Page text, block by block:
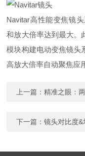
Navitar高性能变焦镜
和放大倍率达到最大。
模块构建电动变焦镜头
高放大倍率自动聚焦应
上一篇：精准之眼：
下一篇：镜头对比度&